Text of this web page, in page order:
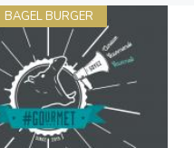
BAGEL BURGER